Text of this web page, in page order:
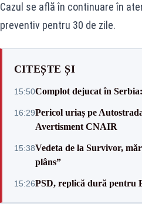
Cazul se află în continuare în
preventiv pentru 30 de zile.
CITEȘTE ȘI
15:50Complot dejucat în
16:29Pericol uriaș pe
Avertisment CNAIR
15:38Vedeta de la Survivor,
plâns”
15:26PSD, replică dură pentru